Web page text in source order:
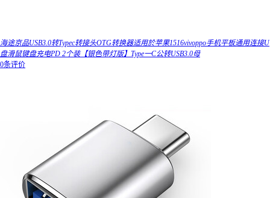
海途京品USB3.0转Typec转接头OTG转换器适用於苹果1516vivoppo手机平板通用连接U
盘滑鼠键盘充电PD 2个装【银色带灯版】Type一C公转USB3.0母
0条评价